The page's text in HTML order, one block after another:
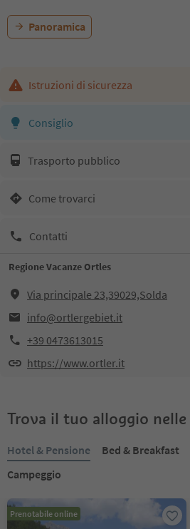
Panoramica
Istruzioni di sicurezza
Consiglio
Trasporto pubblico
Come trovarci
Contatti
Regione Vacanze Ortles
Via principale 23,39029,Solda
info@ortlergebiet.it
+39 0473613015
https://www.ortler.it
Trova il tuo alloggio nelle
Hotel & Pensione Bed & Breakfast
Campeggio
Prenotabile online